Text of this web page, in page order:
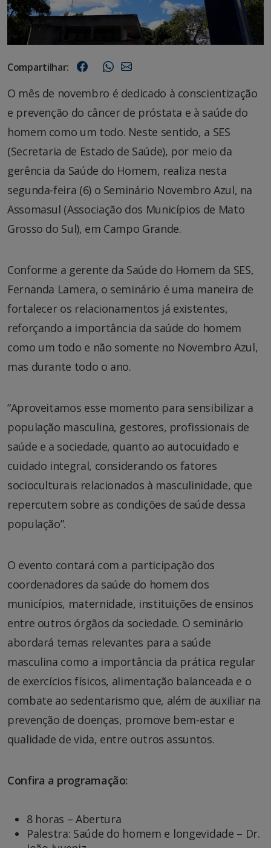
Compartilhar:
O mês de novembro é dedicado à conscientização
e prevenção do câncer de próstata e à saúde do
homem como um todo. Neste sentido, a SES
(Secretaria de Estado de Saúde), por meio da
gerência da Saúde do Homem, realiza nesta
segunda-feira (6) o Seminário Novembro Azul, na
Assomasul (Associação dos Municípios de Mato
Grosso do Sul), em Campo Grande.
Conforme a gerente da Saúde do Homem da SES,
Fernanda Lamera, o seminário é uma maneira de
fortalecer os relacionamentos já existentes,
reforçando a importância da saúde do homem
como um todo e não somente no Novembro Azul,
mas durante todo o ano.
“Aproveitamos esse momento para sensibilizar a
população masculina, gestores, profissionais de
saúde e a sociedade, quanto ao autocuidado e
cuidado integral, considerando os fatores
socioculturais relacionados à masculinidade, que
repercutem sobre as condições de saúde dessa
população”.
O evento contará com a participação dos
coordenadores da saúde do homem dos
municípios, maternidade, instituições de ensinos
entre outros órgãos da sociedade. O seminário
abordará temas relevantes para a saúde
masculina como a importância da prática regular
de exercícios físicos, alimentação balanceada e o
combate ao sedentarismo que, além de auxiliar na
prevenção de doenças, promove bem-estar e
qualidade de vida, entre outros assuntos.
Confira a programação:
8 horas – Abertura
Palestra: Saúde do homem e longevidade – Dr.